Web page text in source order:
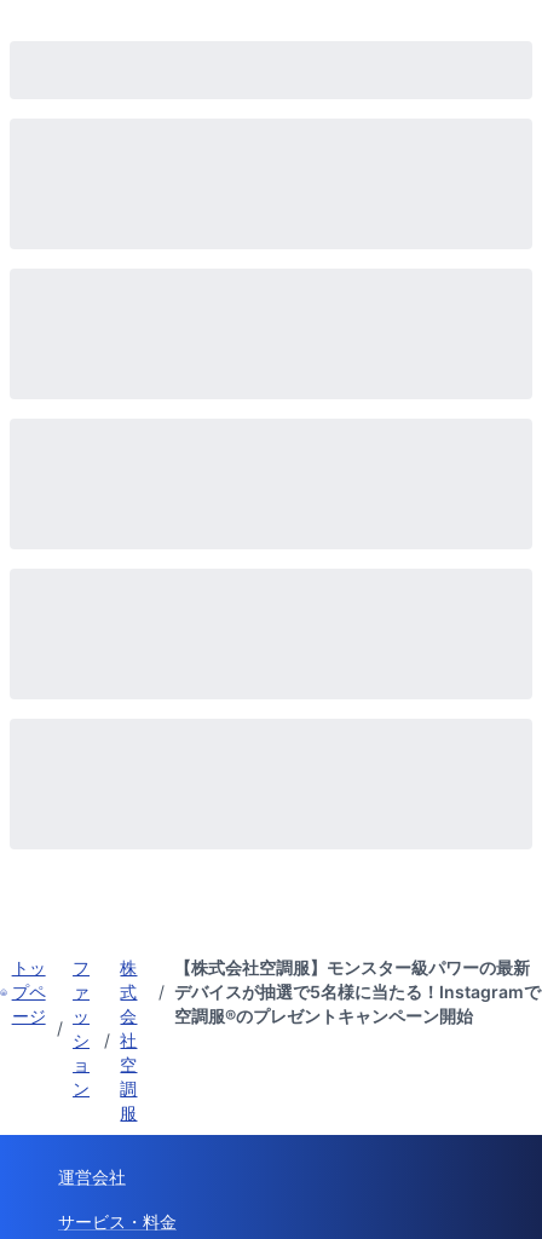
トッ
プペ
ージ
/
フ
ァ
ッ
シ
ョ
ン
/
株
式
会
社
空
調
服
/
【株式会社空調服】モンスター級パワーの最新
デバイスが抽選で5名様に当たる！Instagramで
空調服®のプレゼントキャンペーン開始
運営会社
サービス・料金